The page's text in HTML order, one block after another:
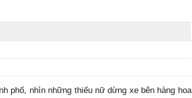
phố, nhìn những thiếu nữ dừng xe bên hàng hoa